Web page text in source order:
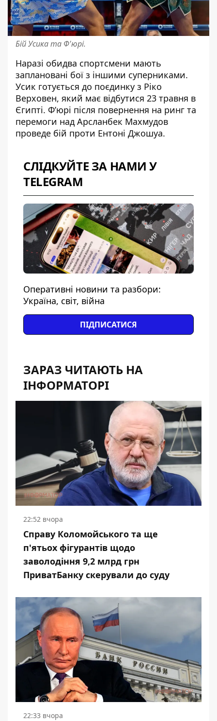
Бій Усика та Ф'юрі.
Наразі обидва спортсмени мають
заплановані бої з іншими суперниками.
Усик готується до поєдинку з Ріко
Верховен, який має відбутися 23 травня в
Єгипті. Ф’юрі після повернення на ринг та
перемоги над Арсланбек Махмудов
проведе бій проти Ентоні Джошуа.
СЛІДКУЙТЕ ЗА НАМИ У
TELEGRAM
Оперативні новини та разбори:
Україна, світ, війна
ПІДПИСАТИСЯ
ЗАРАЗ ЧИТАЮТЬ НА
ІНФОРМАТОРІ
22:52 вчора
Справу Коломойського та ще
п'ятьох фігурантів щодо
заволодіння 9,2 млрд грн
ПриватБанку скерували до суду
22:33 вчора